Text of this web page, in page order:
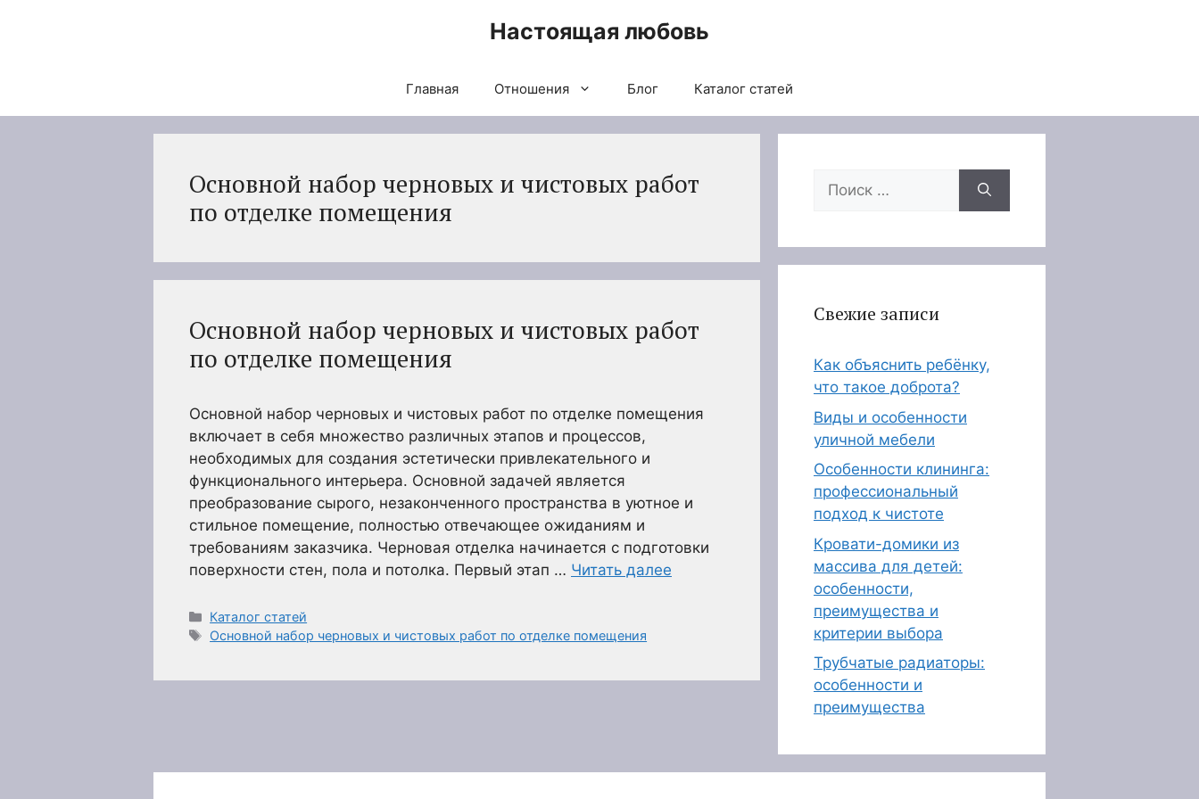
Настоящая любовь
Главная Отношения Блог Каталог статей
Основной набор черновых и чистовых работ
по отделке помещения
Основной набор черновых и чистовых работ
по отделке помещения
Основной набор черновых и чистовых работ по отделке помещения
включает в себя множество различных этапов и процессов,
необходимых для создания эстетически привлекательного и
функционального интерьера. Основной задачей является
преобразование сырого, незаконченного пространства в уютное и
стильное помещение, полностью отвечающее ожиданиям и
требованиям заказчика. Черновая отделка начинается с подготовки
поверхности стен, пола и потолка. Первый этап … Читать далее
Рубрики
Каталог статей
Метки
Основной набор черновых и чистовых работ по отделке помещения
Поиск:
Свежие записи
Как объяснить ребёнку,
что такое доброта?
Виды и особенности
уличной мебели
Особенности клининга:
профессиональный
подход к чистоте
Кровати-домики из
массива для детей:
особенности,
преимущества и
критерии выбора
Трубчатые радиаторы:
особенности и
преимущества